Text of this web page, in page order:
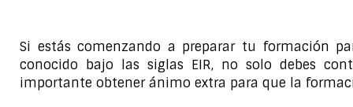
Si estás comenzando a preparar tu formación
conocido bajo las siglas EIR, no solo debes
importante obtener ánimo extra para que la